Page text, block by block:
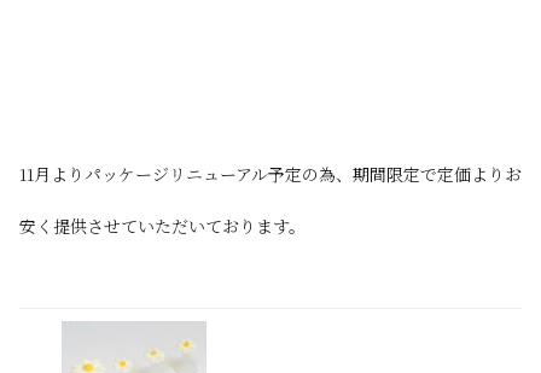
11月よりパッケージリニューアル予定の為、期間限定で定価よりお
安く提供させていただいております。